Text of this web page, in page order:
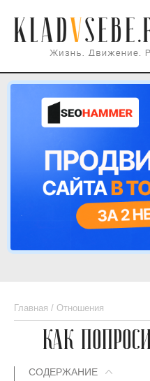
Главная / Отношения
КАК
СОДЕРЖАНИЕ